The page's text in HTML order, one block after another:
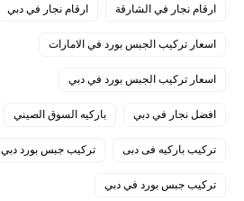
ارقام نجار في الشارقة ارقام نجار في دبي
اسعار تركيب الجبس بورد في الامارات
اسعار تركيب الجبس بورد في دبي
افضل نجار في دبي باركيه السوق الصيني
تركيب باركيه فى دبى تركيب جبس بورد دبي
تركيب جبس بورد في دبي